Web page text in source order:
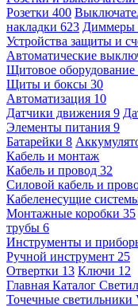
Розетки 400
накладки 623 Диммеры
Устройства защиты и
Автоматические
Щитовое оборудование
Щиты и боксы 30
Автоматизация 10
Датчики движения 9
Элементы питания 9
Батарейки 8
Кабель и монтаж
Кабель и провод 32
Силовой кабель и
Кабеленесущие
Монтажные коробки 35
трубы 6
Инструменты и
Ручной инструмент 25
Отвертки 13 Ключи 12
Главная Каталог
Точечные светильники